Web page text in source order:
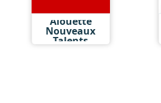
Alouette
Nouveaux
Talents